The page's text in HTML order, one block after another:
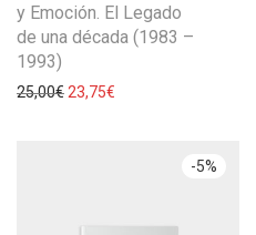
y Emoción. El Legado
de una década (1983 –
1993)
25,00€ 23,75€
-5%